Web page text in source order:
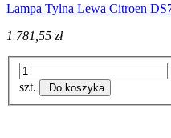
Lampa Tylna Lewa Citroen
1 781,55 zł
szt. Do koszyka